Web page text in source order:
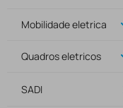
Mobilidade eletrica
Quadros eletricos
SADI